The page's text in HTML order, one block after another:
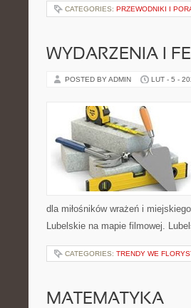
CATEGORIES: PRZEWODNIKI I
WYDARZENIA I
POSTED BY ADMIN LUT - 5 -
dla miłośników wrażeń i
Lubelskie na mapie filmowej.
CATEGORIES: TRENDY WE
MATEMATYKA